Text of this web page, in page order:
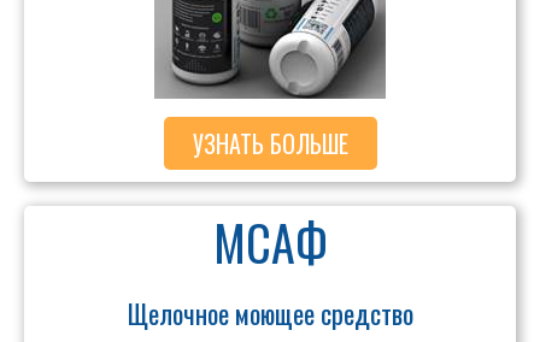
УЗНАТЬ БОЛЬШЕ
МСАФ
Щелочное моющее средство